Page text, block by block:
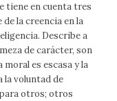
tiene en cuenta tres
la creencia en la
Describe a
de carácter, son
es escasa y la
la voluntad de
otros; otros